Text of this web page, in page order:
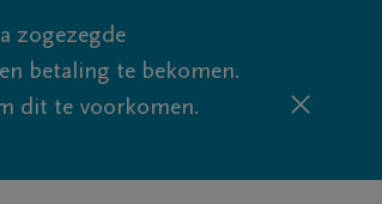
zogezegde
betaling te bekomen.
dit te voorkomen.